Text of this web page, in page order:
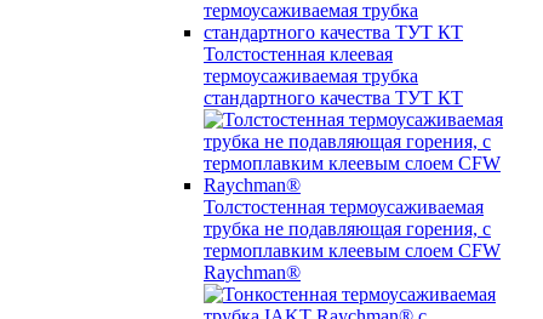
Толстостенная клеевая
термоусаживаемая трубка
стандартного качества ТУТ КТ
Толстостенная термоусаживаемая
трубка не подавляющая горения, с
термоплавким клеевым слоем CFW
Raychman®